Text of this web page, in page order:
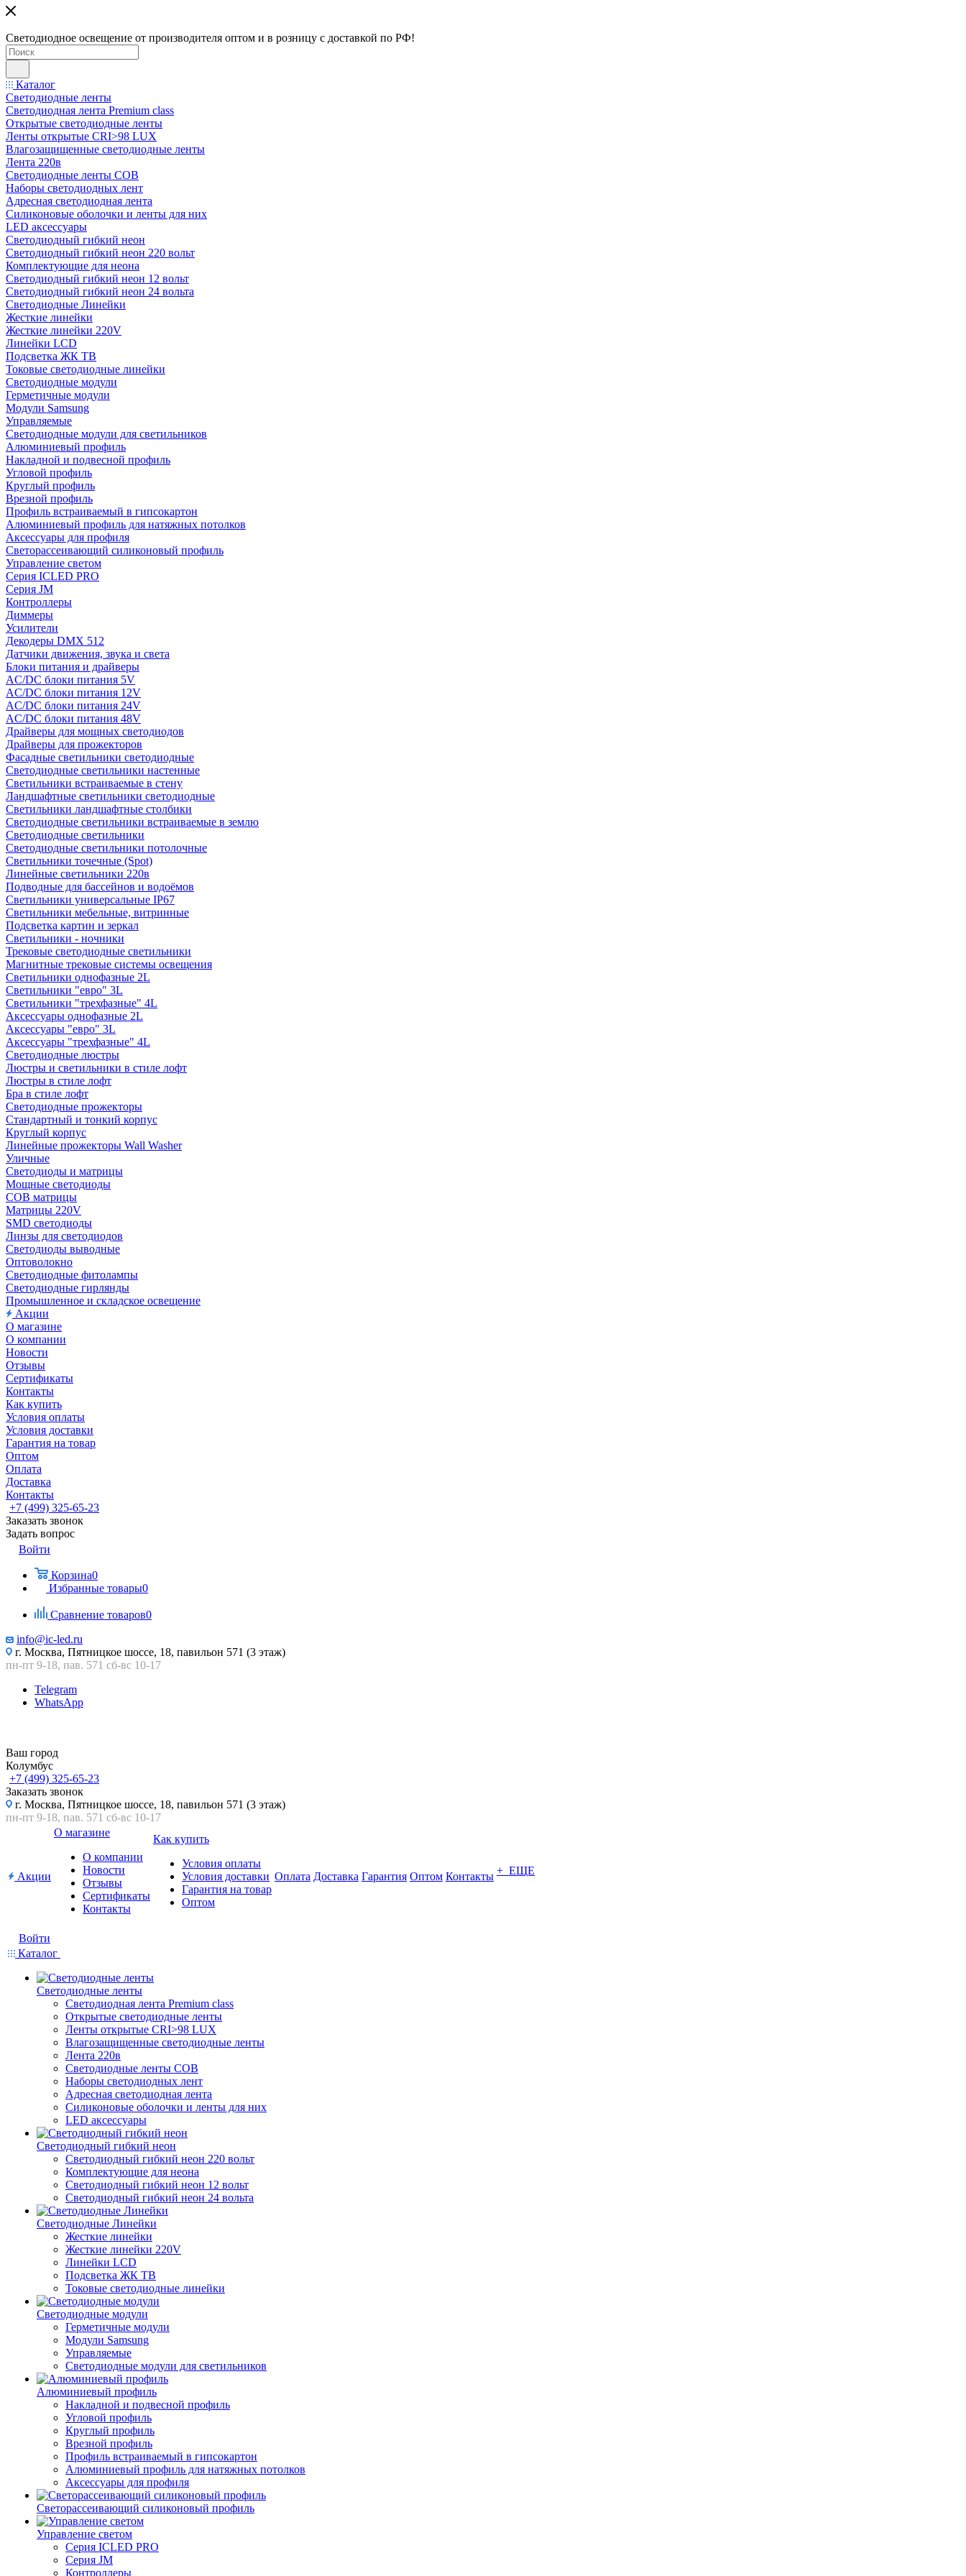
Светодиодное освещение от производителя оптом и в розницу с доставкой по РФ!
Каталог
Светодиодные ленты
Светодиодная лента Premium class
Открытые светодиодные ленты
Ленты открытые CRI>98 LUX
Влагозащищенные светодиодные ленты
Лента 220в
Светодиодные ленты COB
Наборы светодиодных лент
Адресная светодиодная лента
Силиконовые оболочки и ленты для них
LED аксессуары
Светодиодный гибкий неон
Светодиодный гибкий неон 220 вольт
Комплектующие для неона
Светодиодный гибкий неон 12 вольт
Светодиодный гибкий неон 24 вольта
Светодиодные Линейки
Жесткие линейки
Жесткие линейки 220V
Линейки LCD
Подсветка ЖК ТВ
Токовые светодиодные линейки
Светодиодные модули
Герметичные модули
Модули Samsung
Управляемые
Светодиодные модули для светильников
Алюминиевый профиль
Накладной и подвесной профиль
Угловой профиль
Круглый профиль
Врезной профиль
Профиль встраиваемый в гипсокартон
Алюминиевый профиль для натяжных потолков
Аксессуары для профиля
Светорассеивающий силиконовый профиль
Управление светом
Серия ICLED PRO
Серия JM
Контроллеры
Диммеры
Усилители
Декодеры DMX 512
Датчики движения, звука и света
Блоки питания и драйверы
AC/DC блоки питания 5V
AC/DC блоки питания 12V
AC/DC блоки питания 24V
AC/DC блоки питания 48V
Драйверы для мощных светодиодов
Драйверы для прожекторов
Фасадные светильники светодиодные
Светодиодные светильники настенные
Светильники встраиваемые в стену
Ландшафтные светильники светодиодные
Светильники ландшафтные столбики
Светодиодные светильники встраиваемые в землю
Светодиодные светильники
Светодиодные светильники потолочные
Светильники точечные (Spot)
Линейные светильники 220в
Подводные для бассейнов и водоёмов
Светильники универсальные IP67
Светильники мебельные, витринные
Подсветка картин и зеркал
Светильники - ночники
Трековые светодиодные светильники
Магнитные трековые системы освещения
Светильники однофазные 2L
Светильники "евро" 3L
Светильники "трехфазные" 4L
Аксессуары однофазные 2L
Аксессуары "евро" 3L
Аксессуары "трехфазные" 4L
Светодиодные люстры
Люстры и светильники в стиле лофт
Люстры в стиле лофт
Бра в стиле лофт
Светодиодные прожекторы
Стандартный и тонкий корпус
Круглый корпус
Линейные прожекторы Wall Washer
Уличные
Светодиоды и матрицы
Мощные светодиоды
COB матрицы
Матрицы 220V
SMD светодиоды
Линзы для светодиодов
Светодиоды выводные
Оптоволокно
Светодиодные фитолампы
Светодиодные гирлянды
Промышленное и складское освещение
Акции
О магазине
О компании
Новости
Отзывы
Сертификаты
Контакты
Как купить
Условия оплаты
Условия доставки
Гарантия на товар
Оптом
Оплата
Доставка
Контакты
+7 (499) 325-65-23
Заказать звонок
Задать вопрос
Войти
Корзина0
Избранные товары0
Сравнение товаров0
info@ic-led.ru
г. Москва, Пятницкое шоссе, 18, павильон 571 (3 этаж)
пн-пт 9-18, пав. 571 сб-вс 10-17
Telegram
WhatsApp
Ваш город
Колумбус
+7 (499) 325-65-23
Заказать звонок
г. Москва, Пятницкое шоссе, 18, павильон 571 (3 этаж)
пн-пт 9-18, пав. 571 сб-вс 10-17
Акции
О магазине
О компании
Новости
Отзывы
Сертификаты
Контакты
Как купить
Условия оплаты
Условия доставки
Гарантия на товар
Оптом
Оплата Доставка Гарантия Оптом Контакты + ЕЩЕ
Войти
Каталог
Светодиодные ленты
Светодиодная лента Premium class
Открытые светодиодные ленты
Ленты открытые CRI>98 LUX
Влагозащищенные светодиодные ленты
Лента 220в
Светодиодные ленты COB
Наборы светодиодных лент
Адресная светодиодная лента
Силиконовые оболочки и ленты для них
LED аксессуары
Светодиодный гибкий неон
Светодиодный гибкий неон 220 вольт
Комплектующие для неона
Светодиодный гибкий неон 12 вольт
Светодиодный гибкий неон 24 вольта
Светодиодные Линейки
Жесткие линейки
Жесткие линейки 220V
Линейки LCD
Подсветка ЖК ТВ
Токовые светодиодные линейки
Светодиодные модули
Герметичные модули
Модули Samsung
Управляемые
Светодиодные модули для светильников
Алюминиевый профиль
Накладной и подвесной профиль
Угловой профиль
Круглый профиль
Врезной профиль
Профиль встраиваемый в гипсокартон
Алюминиевый профиль для натяжных потолков
Аксессуары для профиля
Светорассеивающий силиконовый профиль
Управление светом
Серия ICLED PRO
Серия JM
Контроллеры